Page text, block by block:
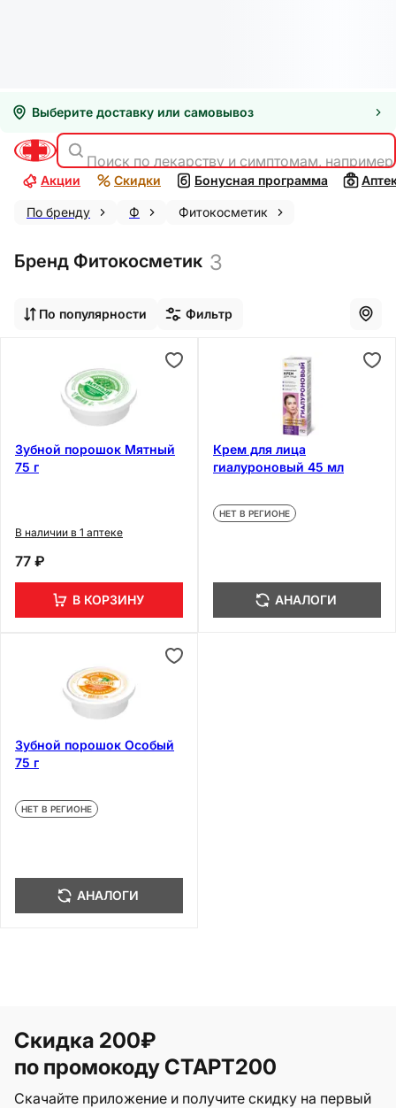
Выберите доставку или самовывоз
Поиск по лекарству и симптомам,
Акции Скидки Бонусная программа
По бренду Ф Фитокосметик
Бренд Фитокосметик 3
По популярности Фильтр
Зубной порошок Мятный
75 г
В наличии в 1 аптеке
77 ₽
В КОРЗИНУ
Крем для лица
гиалуроновый 45 мл
НЕТ В РЕГИОНЕ
АНАЛОГИ
Зубной порошок Особый
75 г
НЕТ В РЕГИОНЕ
АНАЛОГИ
Скидка 200₽
по промокоду СТАРТ200
Скачайте приложение и получите скидку на первый